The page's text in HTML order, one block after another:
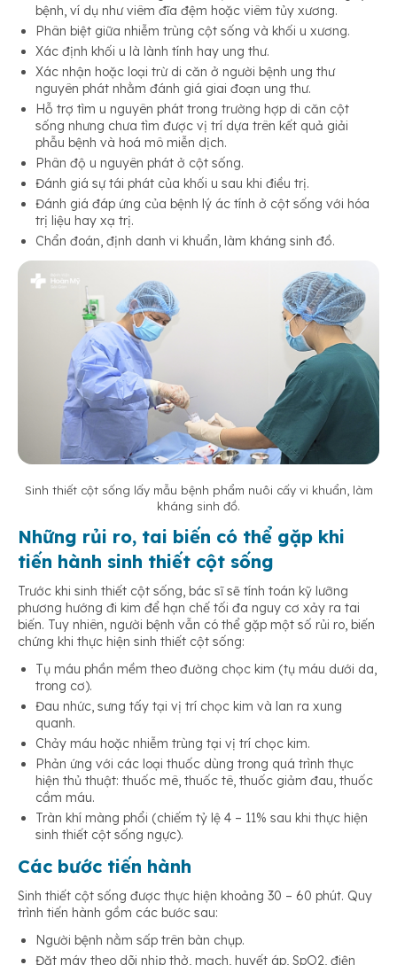
bệnh, ví dụ như viêm đĩa đệm hoặc viêm tủy xương.
Phân biệt giữa nhiễm trùng cột sống và khối u xương.
Xác định khối u là lành tính hay ung thư.
Xác nhận hoặc loại trừ di căn ở người bệnh ung thư
nguyên phát nhằm đánh giá giai đoạn ung thư.
Hỗ trợ tìm u nguyên phát trong trường hợp di căn cột
sống nhưng chưa tìm được vị trí dựa trên kết quả giải
phẫu bệnh và hoá mô miễn dịch.
Phân độ u nguyên phát ở cột sống.
Đánh giá sự tái phát của khối u sau khi điều trị.
Đánh giá đáp ứng của bệnh lý ác tính ở cột sống với hóa
trị liệu hay xạ trị.
Chẩn đoán, định danh vi khuẩn, làm kháng sinh đồ.
Sinh thiết cột sống lấy mẫu bệnh phẩm nuôi cấy vi khuẩn, làm
kháng sinh đồ.
Những rủi ro, tai biến có thể gặp khi
tiến hành sinh thiết cột sống
Trước khi sinh thiết cột sống, bác sĩ sẽ tính toán kỹ lưỡng
phương hướng đi kim để hạn chế tối đa nguy cơ xảy ra tai
biến. Tuy nhiên, người bệnh vẫn có thể gặp một số rủi ro, biến
chứng khi thực hiện sinh thiết cột sống:
Tụ máu phần mềm theo đường chọc kim (tụ máu dưới da,
trong cơ).
Đau nhức, sưng tấy tại vị trí chọc kim và lan ra xung
quanh.
Chảy máu hoặc nhiễm trùng tại vị trí chọc kim.
Phản ứng với các loại thuốc dùng trong quá trình thực
hiện thủ thuật: thuốc mê, thuốc tê, thuốc giảm đau, thuốc
cầm máu.
Tràn khí màng phổi (chiếm tỷ lệ 4 – 11% sau khi thực hiện
sinh thiết cột sống ngực).
Các bước tiến hành
Sinh thiết cột sống được thực hiện khoảng 30 – 60 phút. Quy
trình tiến hành gồm các bước sau:
Người bệnh nằm sấp trên bàn chụp.
Đặt máy theo dõi nhịp thở, mạch, huyết áp, SpO2, điện